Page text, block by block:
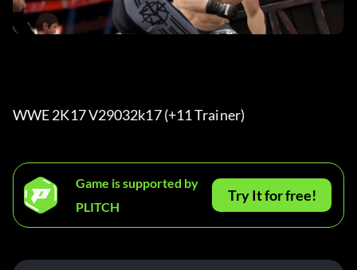
WWE 2K17 V29032k17 (+11 Trainer)
Game is supported by
PLITCH
Try It for free!